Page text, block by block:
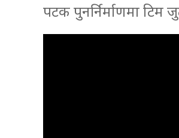
पटक पुनर्निर्माणमा टिम